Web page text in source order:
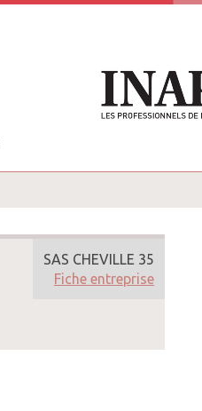
SAS CHEVILLE 35
Fiche entreprise